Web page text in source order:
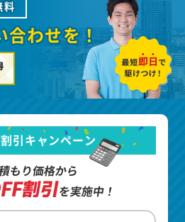
料
合わせを！
引キャンペーン
もり価格から
割引を実施中！